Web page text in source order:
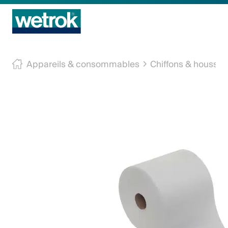
Produits
Appareils & consommables Chiffons &